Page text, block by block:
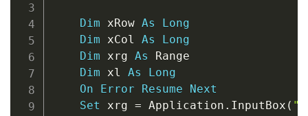
Dim xRow As
Long
Dim xCol As
Long
Dim xrg As Range
Dim xl As
Long
On
Error Resume
Next
Set xrg = Application . InputBox (